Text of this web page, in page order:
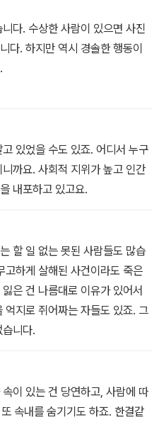
다. 수상한 사람이 있으면 사진
다. 하지만 역시 경솔한 행동이
있었을 수도 있죠. 어디서 누구
까요. 사회적 지위가 높고 인간
내포하고 있고요.
할 일 없는 못된 사람들도 많습
고하게 살해된 사건이라도 죽은
은 건 나름대로 이유가 있어서
억지로 쥐어짜는 자들도 있죠. 그
니다.
이 있는 건 당연하고, 사람에 따
속내를 숨기기도 하죠. 한결같